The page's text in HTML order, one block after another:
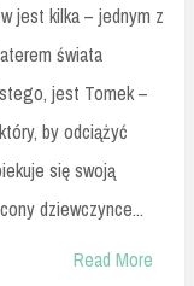
jest kilka – jednym z
świata
jest Tomek –
by odciążyć
się swoją
dziewczynce...
Read More